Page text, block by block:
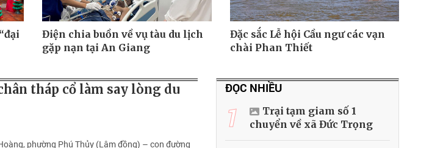
Điện chia buồn về vụ tàu du lịch
gặp nạn tại An Giang
Đặc sắc Lễ hội Cầu ngư các vạn
chài Phan Thiết
tháp cổ làm say lòng du
phường Phú Thủy (Lâm đồng) – con đường
ĐỌC NHIỀU
1
Trại tạm giam số 1
chuyển về xã Đức Trọng